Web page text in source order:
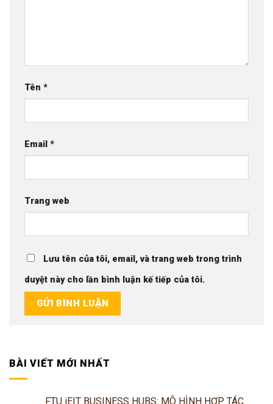
Tên *
Email *
Trang web
Lưu tên của tôi, email, và trang web trong trình
duyệt này cho lần bình luận kế tiếp của tôi.
BÀI VIẾT MỚI NHẤT
FTU iEIT BUSINESS HUBS: MÔ HÌNH HỢP TÁC